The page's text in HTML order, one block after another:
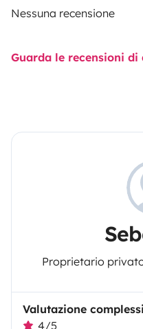
Nessuna recensione
Guarda le recensioni
Proprietario
Valutazione
4/5